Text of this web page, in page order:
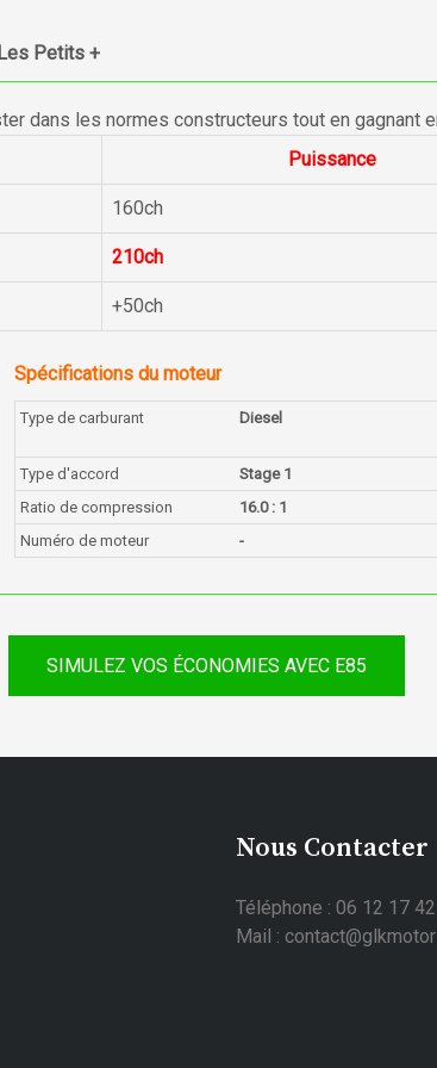
Les Petits +
dans les normes constructeurs tout en gagnant
Puissance
160ch
210ch
+50ch
Spécifications du moteur
Type de carburant Diesel
Type d'accord
Stage 1
Ratio de compression
16.0 : 1
Numéro de moteur
-
SIMULEZ VOS ÉCONOMIES AVEC E85
Nous Contacter
Téléphone : 06 12 17
Mail :